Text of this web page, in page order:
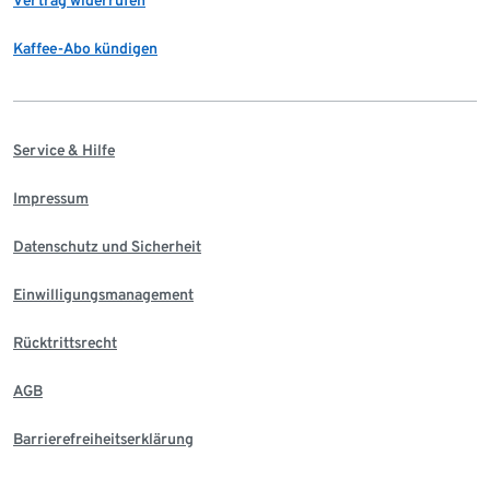
Kaffee-Abo kündigen
Service & Hilfe
Impressum
Datenschutz und Sicherheit
Einwilligungsmanagement
Rücktrittsrecht
AGB
Barrierefreiheitserklärung